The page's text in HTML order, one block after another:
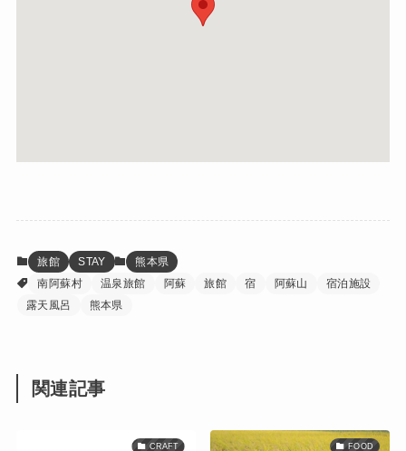
旅館 STAY
熊本県
南阿蘇村
温泉旅館 阿蘇 旅館 宿 阿蘇山
宿泊施設
露天風呂
熊本県
関連記事
CRAFT FOOD